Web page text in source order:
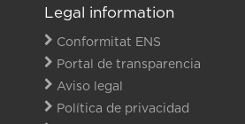
Legal information
Conformitat ENS
Portal de transparencia
Aviso legal
Política de privacidad